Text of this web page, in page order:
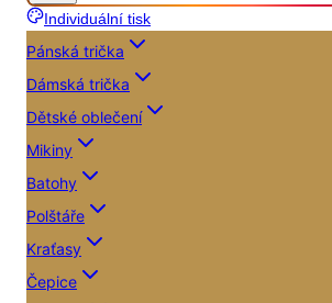
Individuální tisk
Pánská trička
Dámská trička
Dětské oblečení
Mikiny
Batohy
Polštáře
Kraťasy
Čepice